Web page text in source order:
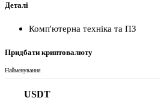
Деталі
Комп'ютерна техніка та ПЗ
Придбати криптовалюту
Найменування
USDT